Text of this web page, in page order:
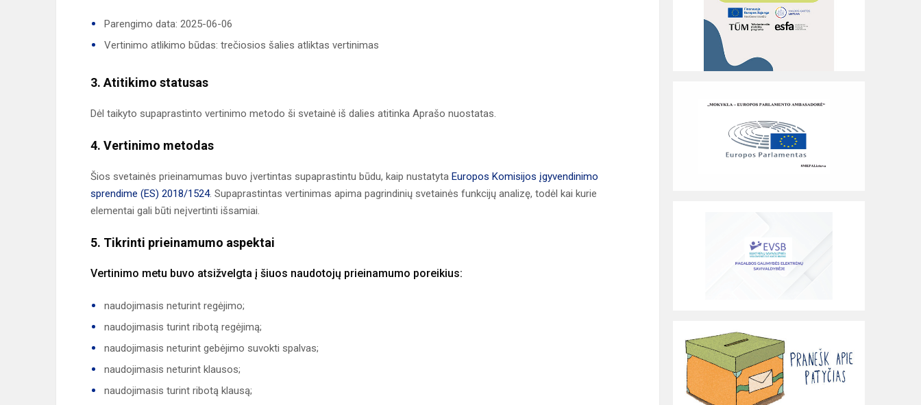
Parengimo data: 2025-06-06
Vertinimo atlikimo būdas: trečiosios šalies atliktas vertinimas
3. Atitikimo statusas
Dėl taikyto supaprastinto vertinimo metodo ši svetainė iš dalies atitinka Aprašo nuostatas.
4. Vertinimo metodas
Šios svetainės prieinamumas buvo įvertintas supaprastintu būdu, kaip nustatyta Europos Komisijos įgyvendinimo
sprendime (ES) 2018/1524. Supaprastintas vertinimas apima pagrindinių svetainės funkcijų analizę, todėl kai kurie
elementai gali būti neįvertinti išsamiai.
5. Tikrinti prieinamumo aspektai
Vertinimo metu buvo atsižvelgta į šiuos naudotojų prieinamumo poreikius:
naudojimasis neturint regėjimo;
naudojimasis turint ribotą regėjimą;
naudojimasis neturint gebėjimo suvokti spalvas;
naudojimasis neturint klausos;
naudojimasis turint ribotą klausą;